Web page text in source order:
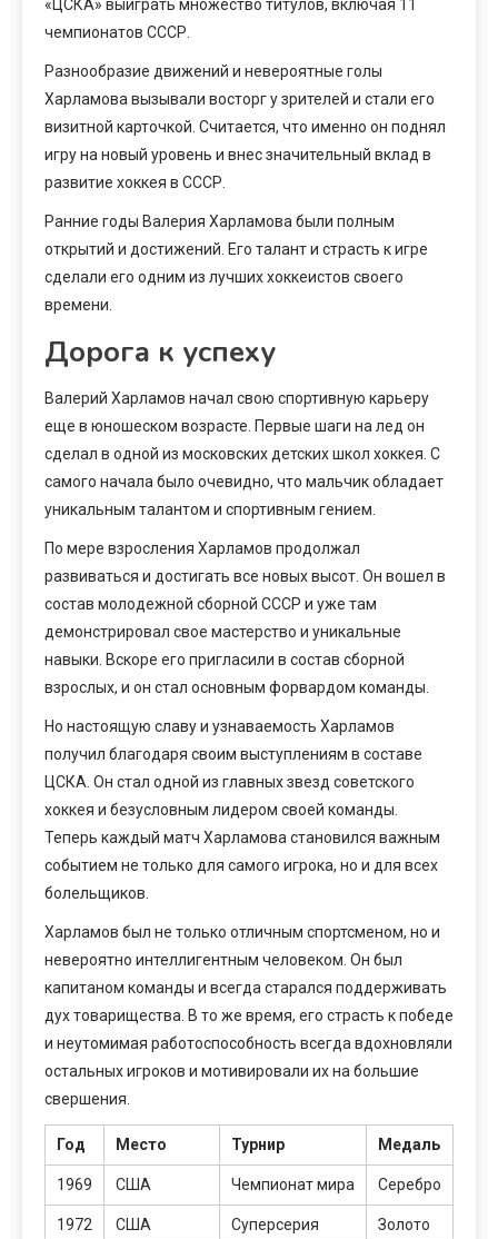
«ЦСКА» выиграть множество титулов, включая 11
чемпионатов СССР.
Разнообразие движений и невероятные голы
Харламова вызывали восторг у зрителей и стали его
визитной карточкой. Считается, что именно он поднял
игру на новый уровень и внес значительный вклад в
развитие хоккея в СССР.
Ранние годы Валерия Харламова были полным
открытий и достижений. Его талант и страсть к игре
сделали его одним из лучших хоккеистов своего
времени.
Дорога к успеху
Валерий Харламов начал свою спортивную карьеру
еще в юношеском возрасте. Первые шаги на лед он
сделал в одной из московских детских школ хоккея. С
самого начала было очевидно, что мальчик обладает
уникальным талантом и спортивным гением.
По мере взросления Харламов продолжал
развиваться и достигать все новых высот. Он вошел в
состав молодежной сборной СССР и уже там
демонстрировал свое мастерство и уникальные
навыки. Вскоре его пригласили в состав сборной
взрослых, и он стал основным форвардом команды.
Но настоящую славу и узнаваемость Харламов
получил благодаря своим выступлениям в составе
ЦСКА. Он стал одной из главных звезд советского
хоккея и безусловным лидером своей команды.
Теперь каждый матч Харламова становился важным
событием не только для самого игрока, но и для всех
болельщиков.
Харламов был не только отличным спортсменом, но и
невероятно интеллигентным человеком. Он был
капитаном команды и всегда старался поддерживать
дух товарищества. В то же время, его страсть к победе
и неутомимая работоспособность всегда вдохновляли
остальных игроков и мотивировали их на большие
свершения.
Год Место Турнир Медаль
1969 США Чемпионат мира Серебро
1972 США Суперсерия Золото